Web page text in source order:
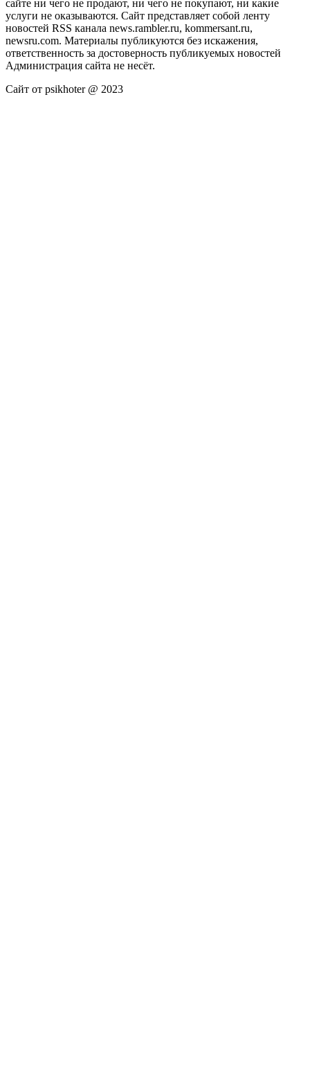
сайте ни чего не продают, ни чего не покупают, ни какие
услуги не оказываются. Сайт представляет собой ленту
новостей RSS канала news.rambler.ru, kommersant.ru,
newsru.com. Материалы публикуются без искажения,
ответственность за достоверность публикуемых новостей
Администрация сайта не несёт.
Сайт от psikhoter @ 2023